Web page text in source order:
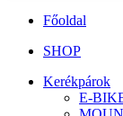
Főoldal
SHOP
Kerékpárok
E-